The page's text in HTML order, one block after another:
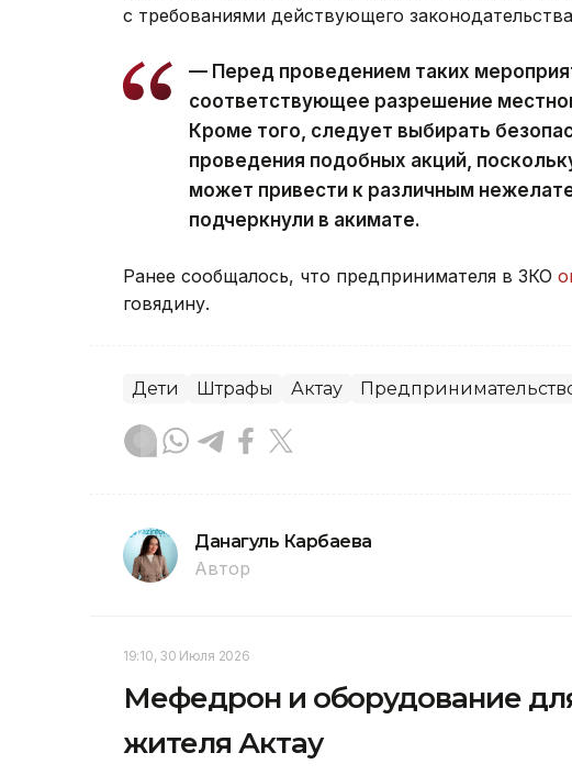
с требованиями действующего
— Перед проведением таких
соответствующее разрешение
Кроме того, следует выбирать
проведения подобных акций,
может привести к различным
подчеркнули в акимате.
Ранее сообщалось, что предпринимателя в ЗКО
говядину.
Дети Штрафы Актау
Данагуль Карбаева
Автор
19:10, 30 Июля 2026
Мефедрон и оборудование
жителя Актау